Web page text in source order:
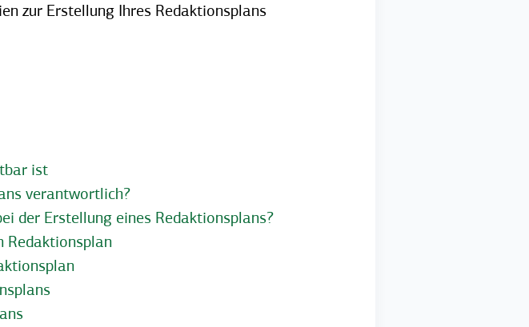
zur Erstellung Ihres Redaktionsplans
ist
verantwortlich?
der Erstellung eines Redaktionsplans?
Redaktionsplan